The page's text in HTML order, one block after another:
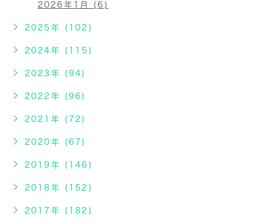
2026年1月 (6)
2025年 (102)
2024年 (115)
2023年 (94)
2022年 (96)
2021年 (72)
2020年 (67)
2019年 (146)
2018年 (152)
2017年 (182)